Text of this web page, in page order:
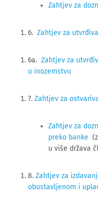
Zahtjev za
6. Zahtjev za
6a. Zahtjev za
u inozemstvu
7. Zahtjev za
Zahtjev za
preko banke
u više država
8. Zahtjev za
obustavljenom i